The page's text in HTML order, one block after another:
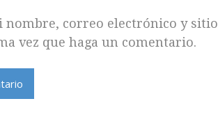
nombre, correo electrónico y
vez que haga un comentario.